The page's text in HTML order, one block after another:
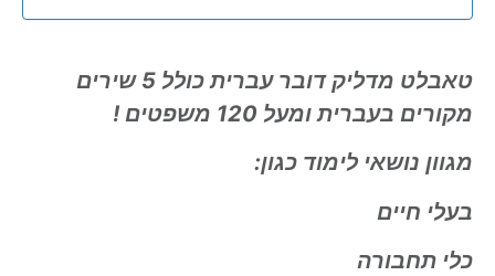
טאבלט מדליק דובר עברית כולל 5 שירים
מקורים בעברית ומעל 120 משפטים !
מגוון נושאי לימוד כגון:
בעלי חיים
כלי תחבורה